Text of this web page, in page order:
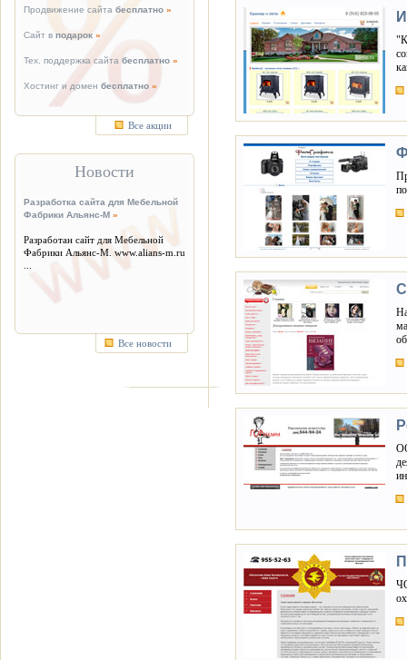
Продвижение сайта бесплатно »
Сайт в подарок »
Тех. поддержка сайта бесплатно »
Хостинг и домен бесплатно »
Все акции
Новости
Разработка сайта для Мебельной
Фабрики Альянс-М »
Разработан сайт для Мебельной
Фабрики Альянс-М. www.alians-m.ru
Все новости